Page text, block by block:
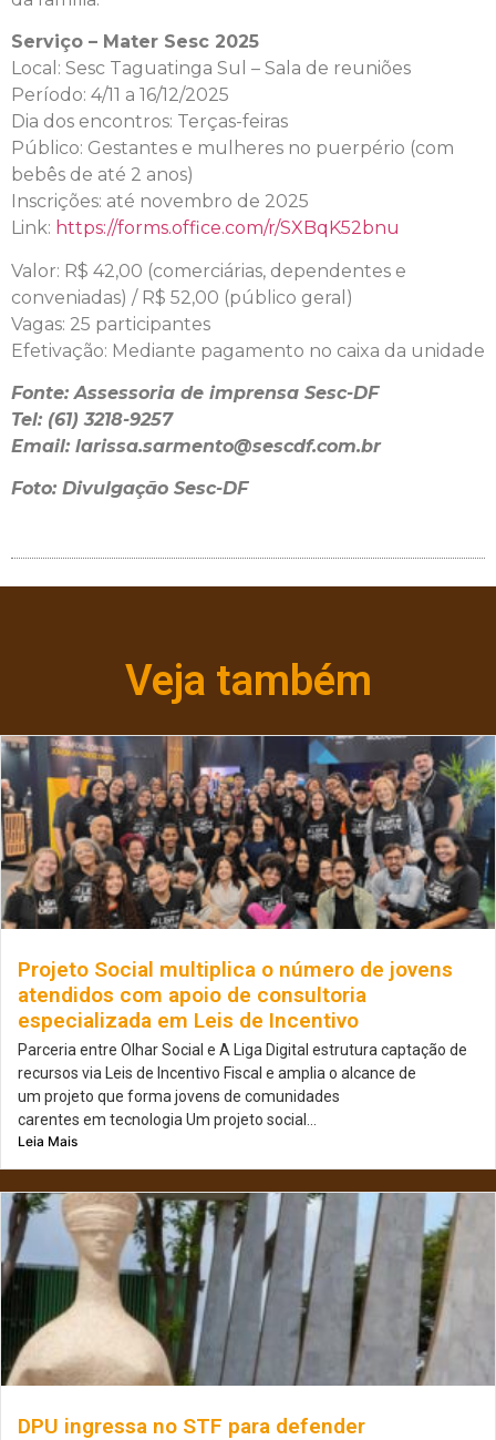
Serviço – Mater Sesc 2025
Local: Sesc Taguatinga Sul – Sala de reuniões
Período: 4/11 a 16/12/2025
Dia dos encontros: Terças-feiras
Público: Gestantes e mulheres no puerpério (com
bebês de até 2 anos)
Inscrições: até novembro de 2025
Link: https://forms.office.com/r/SXBqK52bnu
Valor: R$ 42,00 (comerciárias, dependentes e
conveniadas) / R$ 52,00 (público geral)
Vagas: 25 participantes
Efetivação: Mediante pagamento no caixa da unidade
Fonte: Assessoria de imprensa Sesc-DF
Tel: (61) 3218-9257
Email: larissa.sarmento@sescdf.com.br
Foto: Divulgação Sesc-DF
Veja também
Projeto Social multiplica o número de jovens
atendidos com apoio de consultoria
especializada em Leis de Incentivo
Parceria entre Olhar Social e A Liga Digital estrutura captação de
recursos via Leis de Incentivo Fiscal e amplia o alcance de
um projeto que forma jovens de comunidades
carentes em tecnologia Um projeto social...
Leia Mais
DPU ingressa no STF para defender